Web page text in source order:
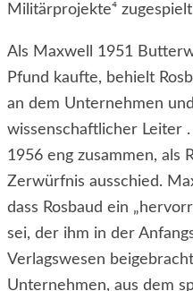
Militärprojekte⁴
Als Maxwell 1951
Pfund kaufte, behielt
an dem Unternehmen
wissenschaftlicher Leiter
1956 eng zusammen, als
Zerwürfnis ausschied.
dass Rosbaud ein
sei, der ihm in der
Verlagswesen
Unternehmen, aus dem